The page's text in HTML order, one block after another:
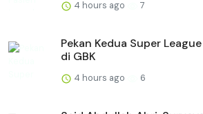
4 hours ago 7
Pekan Kedua Super
di GBK
4 hours ago 6